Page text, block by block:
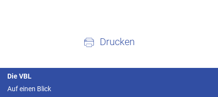
Drucken
Die VBL
Auf einen Blick